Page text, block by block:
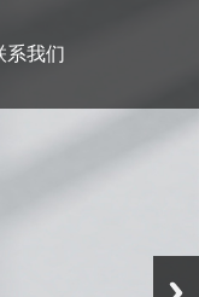
系我们